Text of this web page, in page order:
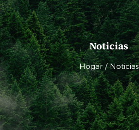
Noticias
Hogar /Noticias